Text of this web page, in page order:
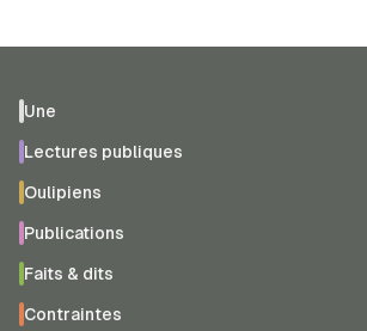
Une
Lectures publiques
Oulipiens
Publications
Faits & dits
Contraintes